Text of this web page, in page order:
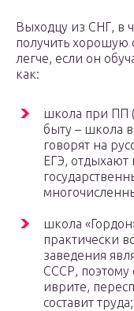
Выходцу из СНГ, в
получить хорошую
легче, если он
как:
школа при ПП
быту – школа в
говорят на
ЕГЭ, отдыхают
школа
практически
заведения
СССР, поэтому
иврите,
составит труда;